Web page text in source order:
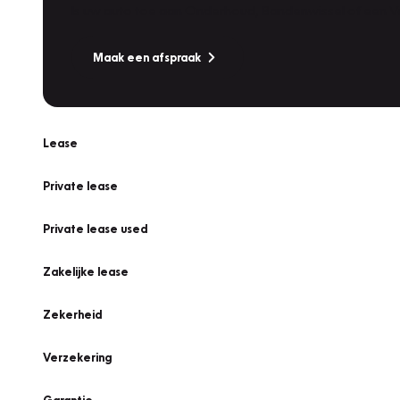
Maak een afspraak
Lease
Private lease
Private lease used
Zakelijke lease
Zekerheid
Verzekering